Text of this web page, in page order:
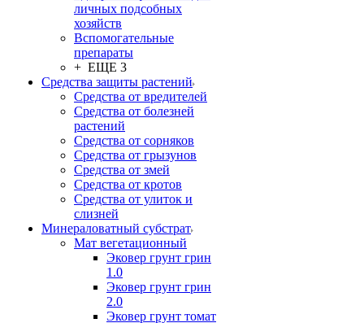
личных подсобных
хозяйств
Вспомогательные
препараты
+ ЕЩЕ 3
Средства защиты растений
Средства от вредителей
Средства от болезней
растений
Средства от сорняков
Средства от грызунов
Средства от змей
Средства от кротов
Средства от улиток и
слизней
Минераловатный субстрат
Мат вегетационный
Эковер грунт грин
1.0
Эковер грунт грин
2.0
Эковер грунт томат